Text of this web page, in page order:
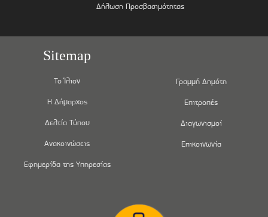
Δήλωση Προσβασιμότητας
Sitemap
Το Ίλιον
Η Δήμαρχος
Δελτία Τύπου
Ανακοινώσεις
Εφημερίδα της Υπηρεσίας
Γραμμή Δημότη
Επιτροπές
Διαγωνισμοί
Επικοινωνία